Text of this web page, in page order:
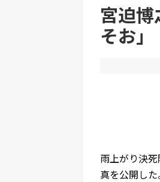
宮迫
そお」
雨上がり決死
真を公開した